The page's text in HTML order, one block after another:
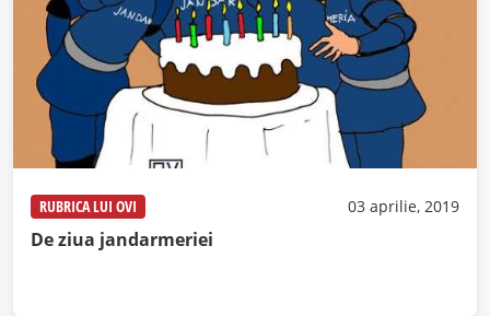
RUBRICA LUI OVI 03 aprilie, 2019
De ziua jandarmeriei